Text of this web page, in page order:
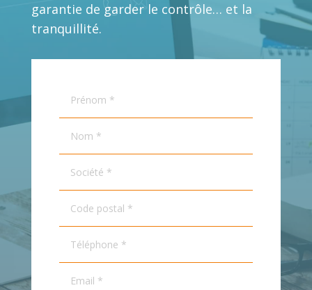
garantie de garder le contrôle… et la
tranquillité.